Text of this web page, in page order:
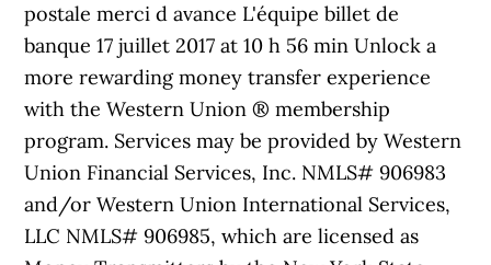
postale merci d avance L'équipe billet de
banque 17 juillet 2017 at 10 h 56 min Unlock a
more rewarding money transfer experience
with the Western Union ® membership
program. Services may be provided by Western
Union Financial Services, Inc. NMLS# 906983
and/or Western Union International Services,
LLC NMLS# 906985, which are licensed as